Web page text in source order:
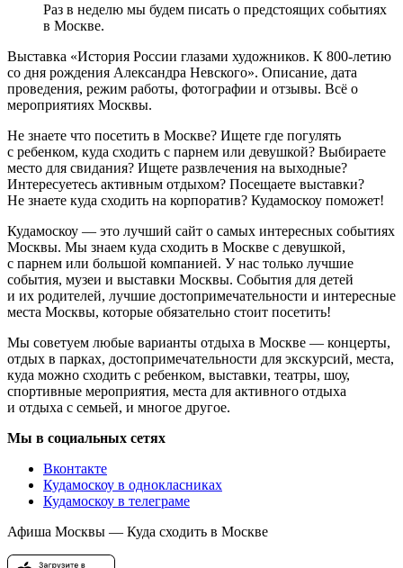
Раз в неделю мы будем писать о предстоящих событиях
в Москве.
Выставка «История России глазами художников. К 800-летию
со дня рождения Александра Невского». Описание, дата
проведения, режим работы, фотографии и отзывы. Всё о
мероприятиях Москвы.
Не знаете что посетить в Москве? Ищете где погулять
с ребенком, куда сходить с парнем или девушкой? Выбираете
место для свидания? Ищете развлечения на выходные?
Интересуетесь активным отдыхом? Посещаете выставки?
Не знаете куда сходить на корпоратив? Кудамоскоу поможет!
Кудамоскоу — это лучший сайт о самых интересных событиях
Москвы. Мы знаем куда сходить в Москве с девушкой,
с парнем или большой компанией. У нас только лучшие
события, музеи и выставки Москвы. События для детей
и их родителей, лучшие достопримечательности и интересные
места Москвы, которые обязательно стоит посетить!
Мы советуем любые варианты отдыха в Москве — концерты,
отдых в парках, достопримечательности для экскурсий, места,
куда можно сходить с ребенком, выставки, театры, шоу,
спортивные мероприятия, места для активного отдыха
и отдыха с семьей, и многое другое.
Мы в социальных сетях
Вконтакте
Кудамоскоу в однокласниках
Кудамоскоу в телеграме
Афиша Москвы — Куда сходить в Москве